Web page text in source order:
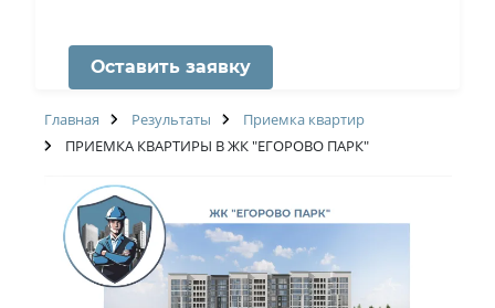
Оставить заявку
Главная Результаты
Приемка квартир
ПРИЕМКА КВАРТИРЫ В ЖК "ЕГОРОВО ПАРК"